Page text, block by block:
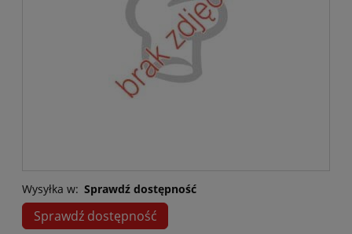
Wysyłka w: Sprawdź dostępność
Sprawdź dostępność